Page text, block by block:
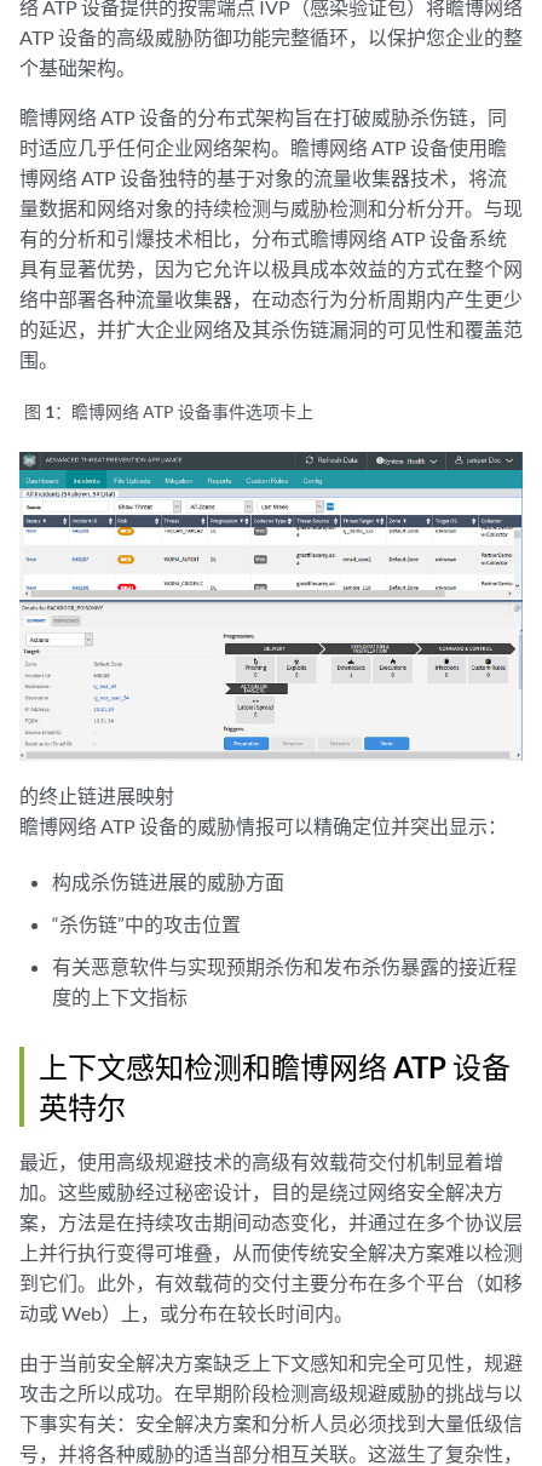
络 ATP 设备提供的按需端点 IVP（感染验证包）将瞻博网络
ATP 设备的高级威胁防御功能完整循环，以保护您企业的整
个基础架构。
瞻博网络 ATP 设备的分布式架构旨在打破威胁杀伤链，同
时适应几乎任何企业网络架构。瞻博网络 ATP 设备使用瞻
博网络 ATP 设备独特的基于对象的流量收集器技术，将流
量数据和网络对象的持续检测与威胁检测和分析分开。与现
有的分析和引爆技术相比，分布式瞻博网络 ATP 设备系统
具有显著优势，因为它允许以极具成本效益的方式在整个网
络中部署各种流量收集器，在动态行为分析周期内产生更少
的延迟，并扩大企业网络及其杀伤链漏洞的可见性和覆盖范
围。
图 1： 瞻博网络 ATP 设备事件选项卡上
的终止链进展映射
瞻博网络 ATP 设备的威胁情报可以精确定位并突出显示：
构成杀伤链进展的威胁方面
“杀伤链”中的攻击位置
有关恶意软件与实现预期杀伤和发布杀伤暴露的接近程
度的上下文指标
上下文感知检测和瞻博网络 ATP 设备
英特尔
最近，使用高级规避技术的高级有效载荷交付机制显着增
加。这些威胁经过秘密设计，目的是绕过网络安全解决方
案，方法是在持续攻击期间动态变化，并通过在多个协议层
上并行执行变得可堆叠，从而使传统安全解决方案难以检测
到它们。此外，有效载荷的交付主要分布在多个平台（如移
动或 Web）上，或分布在较长时间内。
由于当前安全解决方案缺乏上下文感知和完全可见性，规避
攻击之所以成功。在早期阶段检测高级规避威胁的挑战与以
下事实有关：安全解决方案和分析人员必须找到大量低级信
号，并将各种威胁的适当部分相互关联。这滋生了复杂性，